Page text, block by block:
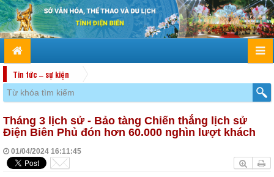
Tin tức – sự kiện
Tháng 3 lịch sử - Bảo tàng Chiến thắng lịch sử
Điện Biên Phủ đón hơn 60.000 nghìn lượt khách
01/04/2024 16:11:45